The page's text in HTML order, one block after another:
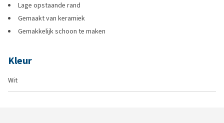
Lage opstaande rand
Gemaakt van keramiek
Gemakkelijk schoon te maken
Kleur
Wit